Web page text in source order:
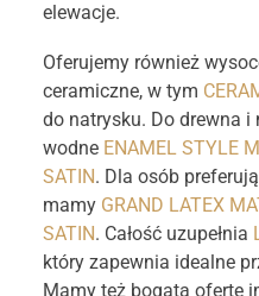
elewacje.
Oferujemy również
ceramiczne, w tym
do natrysku. Do drewna
wodne ENAMEL STYLE
SATIN. Dla osób
mamy GRAND LATEX
SATIN. Całość uzupełnia
który zapewnia idealne
Mamy też bogatą ofertę